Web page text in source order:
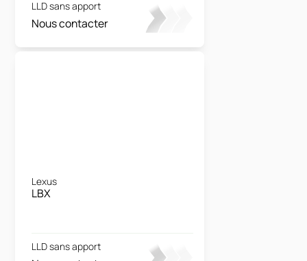
LLD sans apport
Nous contacter
Lexus
LBX
LLD sans apport